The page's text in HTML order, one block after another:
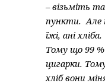
– візьміть
пункти. Але
їжі, ані
Тому що 99
цигарки.
хліб вони